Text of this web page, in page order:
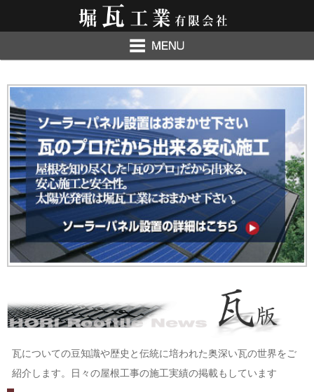
瓦についての豆知識や歴史と伝統に培われた奥深い瓦の世界をご
紹介します。日々の屋根工事の施工実績の掲載もしています